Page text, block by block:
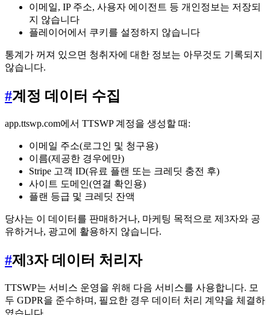
이메일, IP 주소, 사용자 에이전트 등 개인정보는 저장되
지 않습니다
플레이어에서 쿠키를 설정하지 않습니다
통계가 꺼져 있으면 청취자에 대한 정보는 아무것도 기록되지
않습니다.
#계정 데이터 수집
app.ttswp.com에서 TTSWP 계정을 생성할 때:
이메일 주소(로그인 및 청구용)
이름(제공한 경우에만)
Stripe 고객 ID(유료 플랜 또는 크레딧 충전 후)
사이트 도메인(연결 확인용)
플랜 등급 및 크레딧 잔액
당사는 이 데이터를 판매하거나, 마케팅 목적으로 제3자와 공
유하거나, 광고에 활용하지 않습니다.
#제3자 데이터 처리자
TTSWP는 서비스 운영을 위해 다음 서비스를 사용합니다. 모
두 GDPR을 준수하며, 필요한 경우 데이터 처리 계약을 체결하
였습니다.